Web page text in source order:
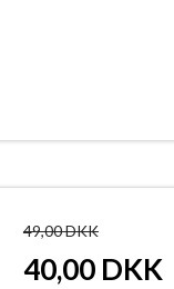
49,00 DKK
40,00 DKK